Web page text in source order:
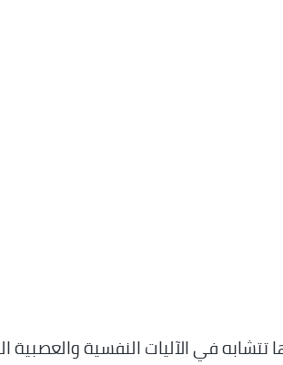
تتشابه في الآليات النفسية